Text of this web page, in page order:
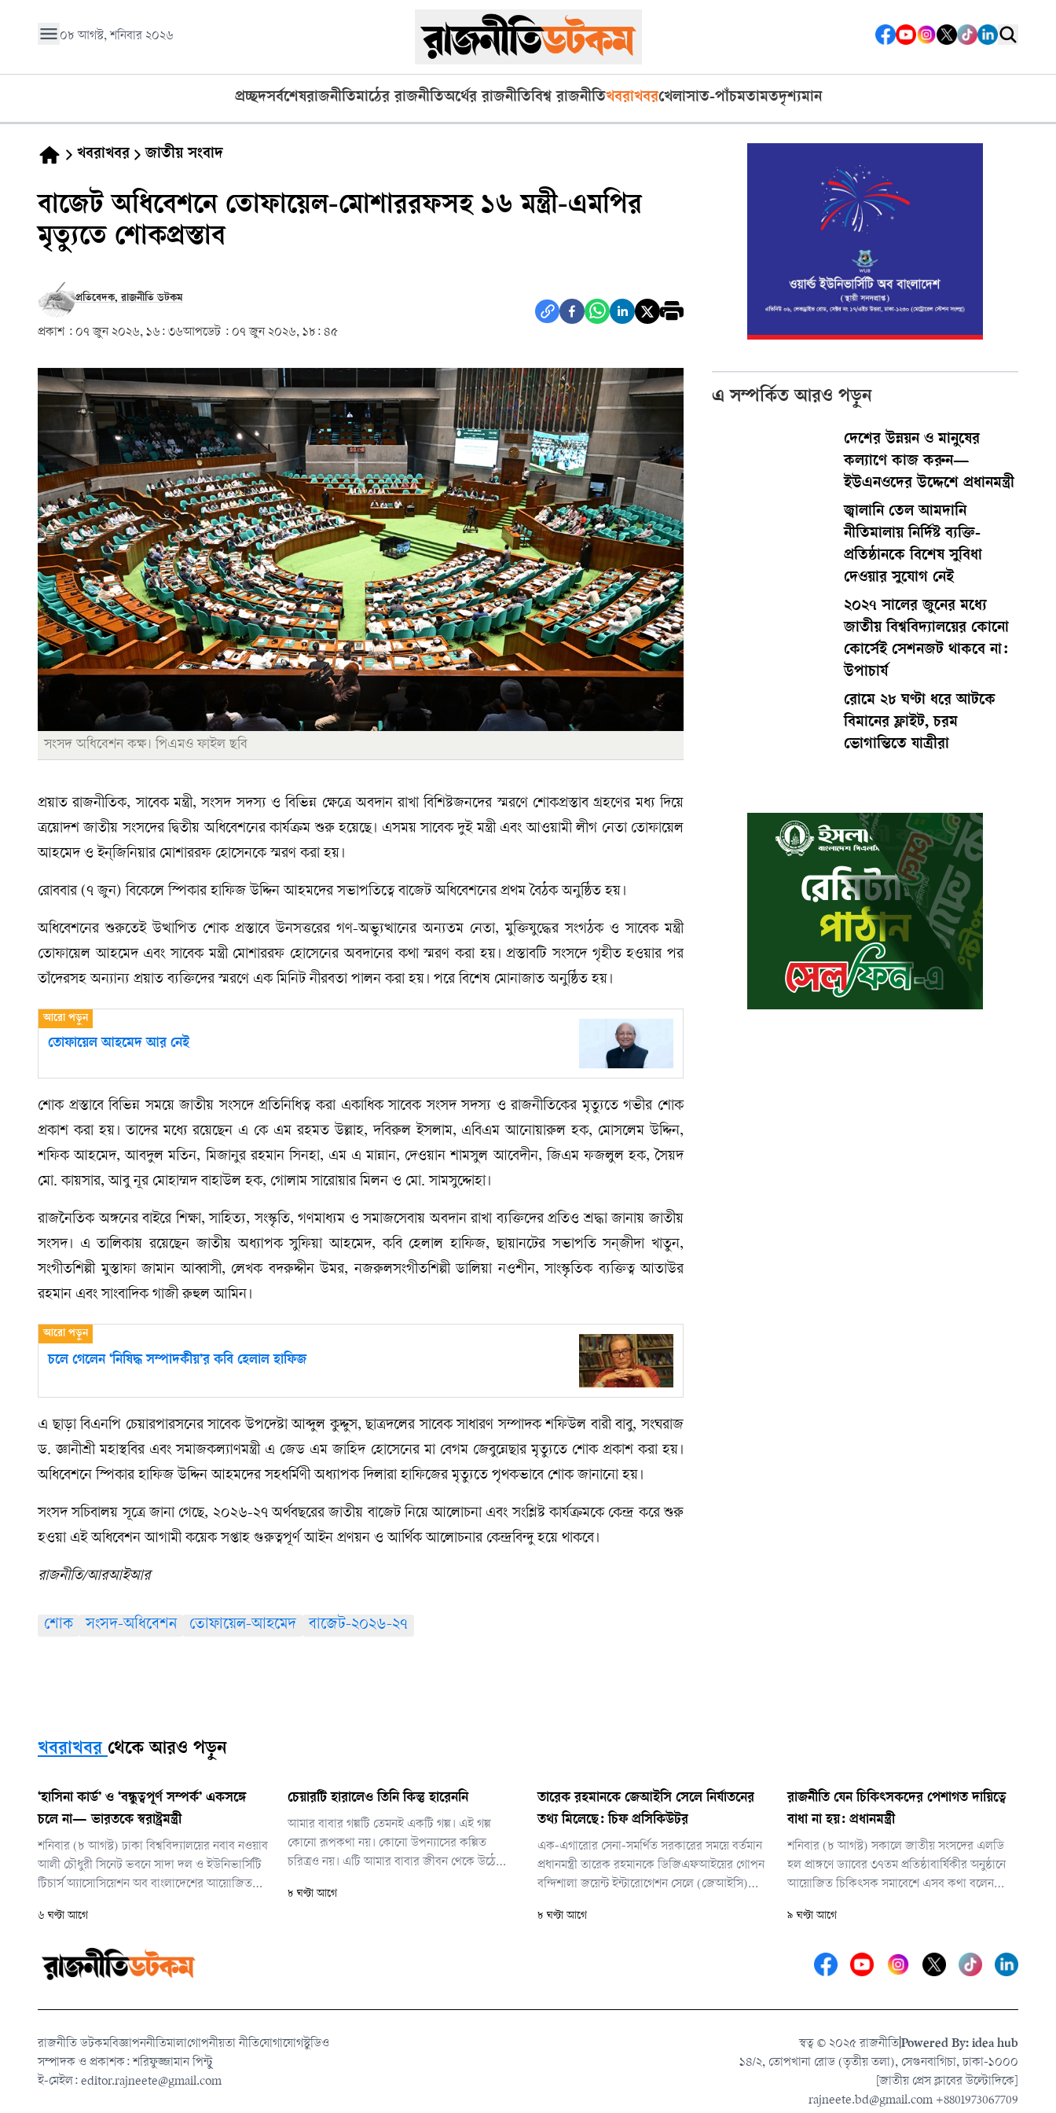
০৮ আগস্ট, শনিবার ২০২৬
প্রচ্ছদসর্বশেষরাজনীতিমাঠের রাজনীতিঅর্থের রাজনীতিবিশ্ব রাজনীতিখবরাখবরখেলাসাত-পাঁচমতামতদৃশ্যমান
খবরাখবর জাতীয় সংবাদ
বাজেট অধিবেশনে তোফায়েল-মোশাররফসহ ১৬ মন্ত্রী-এমপির
মৃত্যুতে শোকপ্রস্তাব
প্রতিবেদক, রাজনীতি ডটকম
প্রকাশ : ০৭ জুন ২০২৬, ১৬: ৩৬আপডেট : ০৭ জুন ২০২৬, ১৮: ৪৫
সংসদ অধিবেশন কক্ষ। পিএমও ফাইল ছবি
প্রয়াত রাজনীতিক, সাবেক মন্ত্রী, সংসদ সদস্য ও বিভিন্ন ক্ষেত্রে অবদান রাখা বিশিষ্টজনদের স্মরণে শোকপ্রস্তাব গ্রহণের মধ্য দিয়ে
ত্রয়োদশ জাতীয় সংসদের দ্বিতীয় অধিবেশনের কার্যক্রম শুরু হয়েছে। এসময় সাবেক দুই মন্ত্রী এবং আওয়ামী লীগ নেতা তোফায়েল
আহমেদ ও ইন্জিনিয়ার মোশাররফ হোসেনকে স্মরণ করা হয়।
রোববার (৭ জুন) বিকেলে স্পিকার হাফিজ উদ্দিন আহমদের সভাপতিত্বে বাজেট অধিবেশনের প্রথম বৈঠক অনুষ্ঠিত হয়।
অধিবেশনের শুরুতেই উত্থাপিত শোক প্রস্তাবে উনসত্তরের গণ-অভ্যুত্থানের অন্যতম নেতা, মুক্তিযুদ্ধের সংগঠক ও সাবেক মন্ত্রী
তোফায়েল আহমেদ এবং সাবেক মন্ত্রী মোশাররফ হোসেনের অবদানের কথা স্মরণ করা হয়। প্রস্তাবটি সংসদে গৃহীত হওয়ার পর
তাঁদেরসহ অন্যান্য প্রয়াত ব্যক্তিদের স্মরণে এক মিনিট নীরবতা পালন করা হয়। পরে বিশেষ মোনাজাত অনুষ্ঠিত হয়।
তোফায়েল আহমেদ আর নেই
শোক প্রস্তাবে বিভিন্ন সময়ে জাতীয় সংসদে প্রতিনিধিত্ব করা একাধিক সাবেক সংসদ সদস্য ও রাজনীতিকের মৃত্যুতে গভীর শোক
প্রকাশ করা হয়। তাদের মধ্যে রয়েছেন এ কে এম রহমত উল্লাহ, দবিরুল ইসলাম, এবিএম আনোয়ারুল হক, মোসলেম উদ্দিন,
শফিক আহমেদ, আবদুল মতিন, মিজানুর রহমান সিনহা, এম এ মান্নান, দেওয়ান শামসুল আবেদীন, জিএম ফজলুল হক, সৈয়দ
মো. কায়সার, আবু নূর মোহাম্মদ বাহাউল হক, গোলাম সারোয়ার মিলন ও মো. সামসুদ্দোহা।
রাজনৈতিক অঙ্গনের বাইরে শিক্ষা, সাহিত্য, সংস্কৃতি, গণমাধ্যম ও সমাজসেবায় অবদান রাখা ব্যক্তিদের প্রতিও শ্রদ্ধা জানায় জাতীয়
সংসদ। এ তালিকায় রয়েছেন জাতীয় অধ্যাপক সুফিয়া আহমেদ, কবি হেলাল হাফিজ, ছায়ানটের সভাপতি সন্‌জীদা খাতুন,
সংগীতশিল্পী মুস্তাফা জামান আব্বাসী, লেখক বদরুদ্দীন উমর, নজরুলসংগীতশিল্পী ডালিয়া নওশীন, সাংস্কৃতিক ব্যক্তিত্ব আতাউর
রহমান এবং সাংবাদিক গাজী রুহুল আমিন।
চলে গেলেন ‘নিষিদ্ধ সম্পাদকীয়’র কবি হেলাল হাফিজ
এ ছাড়া বিএনপি চেয়ারপারসনের সাবেক উপদেষ্টা আব্দুল কুদ্দুস, ছাত্রদলের সাবেক সাধারণ সম্পাদক শফিউল বারী বাবু, সংঘরাজ
ড. জ্ঞানীশ্রী মহাস্থবির এবং সমাজকল্যাণমন্ত্রী এ জেড এম জাহিদ হোসেনের মা বেগম জেবুন্নেছার মৃত্যুতে শোক প্রকাশ করা হয়।
অধিবেশনে স্পিকার হাফিজ উদ্দিন আহমদের সহধর্মিণী অধ্যাপক দিলারা হাফিজের মৃত্যুতে পৃথকভাবে শোক জানানো হয়।
সংসদ সচিবালয় সূত্রে জানা গেছে, ২০২৬-২৭ অর্থবছরের জাতীয় বাজেট নিয়ে আলোচনা এবং সংশ্লিষ্ট কার্যক্রমকে কেন্দ্র করে শুরু
হওয়া এই অধিবেশন আগামী কয়েক সপ্তাহ গুরুত্বপূর্ণ আইন প্রণয়ন ও আর্থিক আলোচনার কেন্দ্রবিন্দু হয়ে থাকবে।
রাজনীতি/আরআইআর
শোক সংসদ-অধিবেশন তোফায়েল-আহমেদ বাজেট-২০২৬-২৭
এ সম্পর্কিত আরও পড়ুন
দেশের উন্নয়ন ও মানুষের
কল্যাণে কাজ করুন—
ইউএনওদের উদ্দেশে প্রধানমন্ত্রী
জ্বালানি তেল আমদানি
নীতিমালায় নির্দিষ্ট ব্যক্তি-
প্রতিষ্ঠানকে বিশেষ সুবিধা
দেওয়ার সুযোগ নেই
২০২৭ সালের জুনের মধ্যে
জাতীয় বিশ্ববিদ্যালয়ের কোনো
কোর্সেই সেশনজট থাকবে না:
উপাচার্য
রোমে ২৮ ঘণ্টা ধরে আটকে
বিমানের ফ্লাইট, চরম
ভোগান্তিতে যাত্রীরা
খবরাখবর থেকে আরও পড়ুন
‘হাসিনা কার্ড’ ও ‘বন্ধুত্বপূর্ণ সম্পর্ক’ একসঙ্গে
চলে না— ভারতকে স্বরাষ্ট্রমন্ত্রী
শনিবার (৮ আগস্ট) ঢাকা বিশ্ববিদ্যালয়ের নবাব নওয়াব
আলী চৌধুরী সিনেট ভবনে সাদা দল ও ইউনিভার্সিটি
টিচার্স অ্যাসোসিয়েশন অব বাংলাদেশের আয়োজিত
৬ ঘণ্টা আগে
চেয়ারটি হারালেও তিনি কিন্তু হারেননি
আমার বাবার গল্পটি তেমনই একটি গল্প। এই গল্প
কোনো রূপকথা নয়। কোনো উপন্যাসের কল্পিত
চরিত্রও নয়। এটি আমার বাবার জীবন থেকে উঠে
৮ ঘণ্টা আগে
তারেক রহমানকে জেআইসি সেলে নির্যাতনের
তথ্য মিলেছে: চিফ প্রসিকিউটর
এক-এগারোর সেনা-সমর্থিত সরকারের সময়ে বর্তমান
প্রধানমন্ত্রী তারেক রহমানকে ডিজিএফআইয়ের গোপন
বন্দিশালা জয়েন্ট ইন্টারোগেশন সেলে (জেআইসি)
অপরাধ ট্রাইব্যুনালের চিফ প্রসিকিউটর মো. আমিনুল
৮ ঘণ্টা আগে
রাজনীতি যেন চিকিৎসকদের পেশাগত দায়িত্বে
বাধা না হয়: প্রধানমন্ত্রী
শনিবার (৮ আগস্ট) সকালে জাতীয় সংসদের এলডি
হল প্রাঙ্গণে ড্যাবের ৩৭তম প্রতিষ্ঠাবার্ষিকীর অনুষ্ঠানে
আয়োজিত চিকিৎসক সমাবেশে এসব কথা বলেন
৯ ঘণ্টা আগে
রাজনীতি ডটকমবিজ্ঞাপননীতিমালাগোপনীয়তা নীতিযোগাযোগস্টুডিও
সম্পাদক ও প্রকাশক: শরিফুজ্জামান পিন্টু
ই-মেইল: editor.rajneete@gmail.com
স্বত্ব © ২০২৫ রাজনীতিPowered By: idea hub
১৪/২, তোপখানা রোড (তৃতীয় তলা), সেগুনবাগিচা, ঢাকা-১০০০
[জাতীয় প্রেস ক্লাবের উল্টোদিকে]
rajneete.bd@gmail.com +8801973067709